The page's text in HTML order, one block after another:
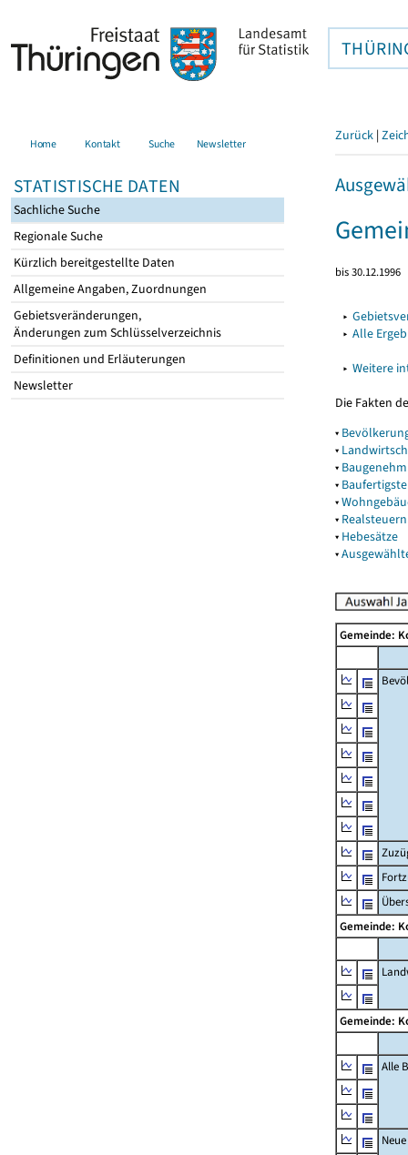
Home Kontakt Suche Newsletter
STATISTISCHE DATEN
Sachliche Suche
Regionale Suche
Kürzlich bereitgestellte Daten
Allgemeine Angaben, Zuordnungen
Gebietsveränderungen,
Änderungen zum Schlüsselverzeichnis
Definitionen und Erläuterungen
Newsletter
Zurück |
bis 30.12.1996
▸
▸ Alle
▸ Weitere
Die Fakten
▾
▾
▾
▾
▾
▾ Realsteuern
▾ Hebesätze
▾
Gemeinde:
Gemeinde:
Gemeinde:
Alle